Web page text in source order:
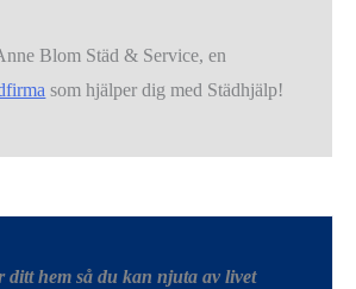
Blom Städ & Service, en
som hjälper dig med Städhjälp!
ditt hem så du kan njuta av livet